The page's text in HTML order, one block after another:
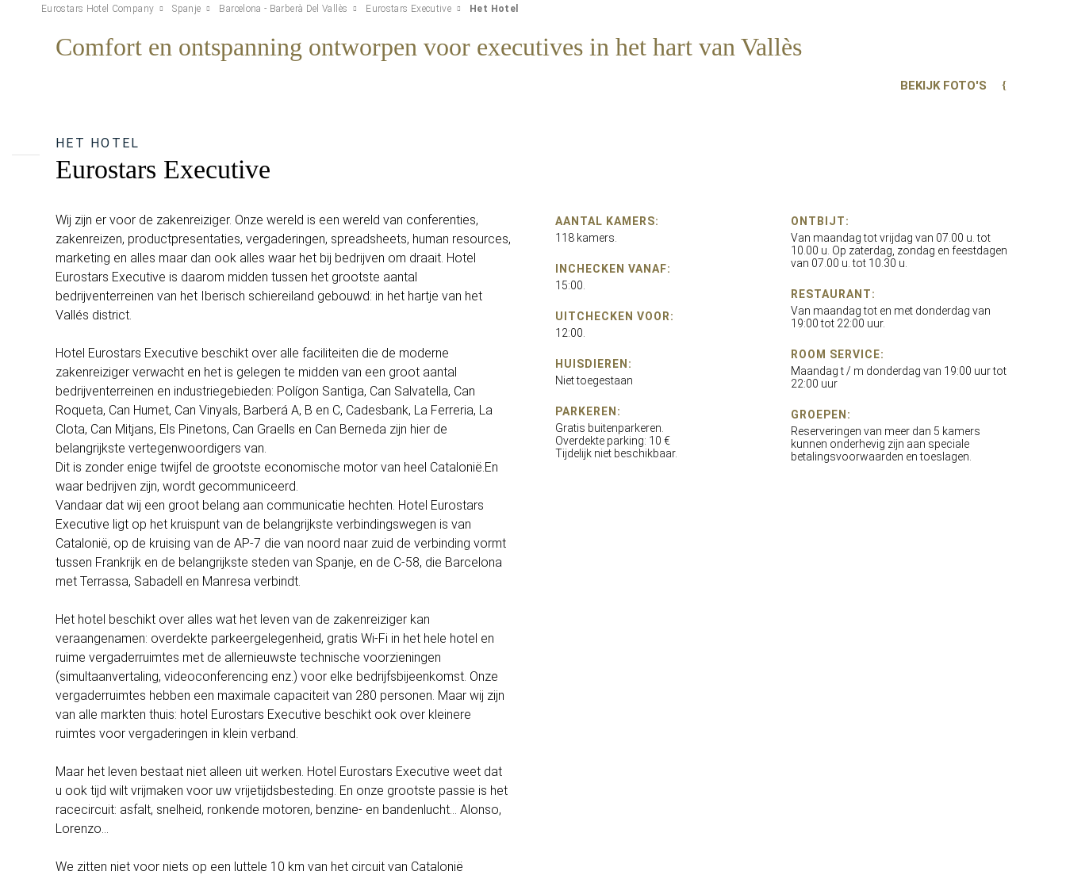
Eurostars Hotel Company Spanje Barcelona - Barberà Del Vallès Eurostars Executive Het Hotel
Comfort en ontspanning ontworpen voor executives in het hart van Vallès
BEKIJK FOTO'S
HET HOTEL
Eurostars Executive
Wij zijn er voor de zakenreiziger. Onze wereld is een wereld van conferenties,
zakenreizen, productpresentaties, vergaderingen, spreadsheets, human resources,
marketing en alles maar dan ook alles waar het bij bedrijven om draait. Hotel
Eurostars Executive is daarom midden tussen het grootste aantal
bedrijventerreinen van het Iberisch schiereiland gebouwd: in het hartje van het
Vallés district.
Hotel Eurostars Executive beschikt over alle faciliteiten die de moderne
zakenreiziger verwacht en het is gelegen te midden van een groot aantal
bedrijventerreinen en industriegebieden: Polígon Santiga, Can Salvatella, Can
Roqueta, Can Humet, Can Vinyals, Barberá A, B en C, Cadesbank, La Ferreria, La
Clota, Can Mitjans, Els Pinetons, Can Graells en Can Berneda zijn hier de
belangrijkste vertegenwoordigers van.
Dit is zonder enige twijfel de grootste economische motor van heel Catalonië.En
waar bedrijven zijn, wordt gecommuniceerd.
Vandaar dat wij een groot belang aan communicatie hechten. Hotel Eurostars
Executive ligt op het kruispunt van de belangrijkste verbindingswegen is van
Catalonië, op de kruising van de AP-7 die van noord naar zuid de verbinding vormt
tussen Frankrijk en de belangrijkste steden van Spanje, en de C-58, die Barcelona
met Terrassa, Sabadell en Manresa verbindt.
Het hotel beschikt over alles wat het leven van de zakenreiziger kan
veraangenamen: overdekte parkeergelegenheid, gratis Wi-Fi in het hele hotel en
ruime vergaderruimtes met de allernieuwste technische voorzieningen
(simultaanvertaling, videoconferencing enz.) voor elke bedrijfsbijeenkomst. Onze
vergaderruimtes hebben een maximale capaciteit van 280 personen. Maar wij zijn
van alle markten thuis: hotel Eurostars Executive beschikt ook over kleinere
ruimtes voor vergaderingen in klein verband.
Maar het leven bestaat niet alleen uit werken. Hotel Eurostars Executive weet dat
u ook tijd wilt vrijmaken voor uw vrijetijdsbesteding. En onze grootste passie is het
racecircuit: asfalt, snelheid, ronkende motoren, benzine- en bandenlucht... Alonso,
Lorenzo...
We zitten niet voor niets op een luttele 10 km van het circuit van Catalonië
AANTAL KAMERS:
118 kamers.
INCHECKEN VANAF:
15:00.
UITCHECKEN VOOR:
12:00.
HUISDIEREN:
Niet toegestaan
PARKEREN:
Gratis buitenparkeren.
Overdekte parking: 10 €
Tijdelijk niet beschikbaar.
ONTBIJT:
Van maandag tot vrijdag van 07.00 u. tot
10.00 u. Op zaterdag, zondag en feestdagen
van 07.00 u. tot 10.30 u.
RESTAURANT:
Van maandag tot en met donderdag van
19:00 tot 22:00 uur.
ROOM SERVICE:
Maandag t / m donderdag van 19:00 uur tot
22:00 uur
GROEPEN:
Reserveringen van meer dan 5 kamers
kunnen onderhevig zijn aan speciale
betalingsvoorwaarden en toeslagen.